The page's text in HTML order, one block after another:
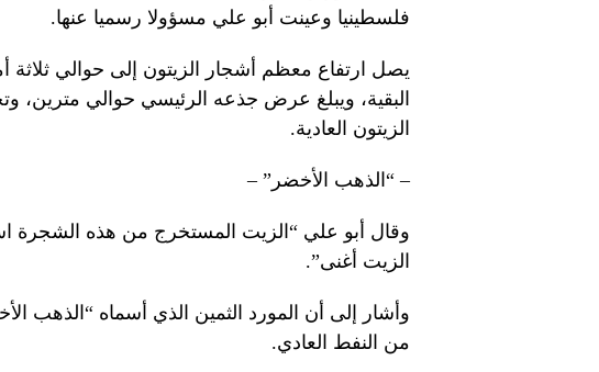
فلسطينيا وعينت أبو علي مسؤولا رسميا عنها.
يصل ارتفاع معظم أشجار الزيتون إلى حوالي ثلاثة
البقية، ويبلغ عرض جذعه الرئيسي حوالي
الزيتون العادية.
– “الذهب الأخضر” –
وقال أبو علي “الزيت المستخرج من هذه الشجرة
الزيت أغنى”.
وأشار إلى أن المورد الثمين الذي أسماه “الذهب
من النفط العادي.